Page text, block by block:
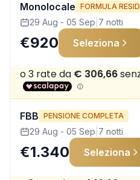
Monolocale FORMULA
29 Aug - 05 Sep 7 notti
€920 Seleziona
FBB PENSIONE COMPLETA
29 Aug - 05 Sep 7 notti
€1.340 Seleziona